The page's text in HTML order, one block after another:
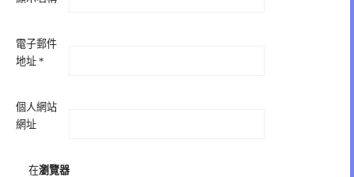
電子郵件
地址 *
個人網站
網址
在瀏覽器